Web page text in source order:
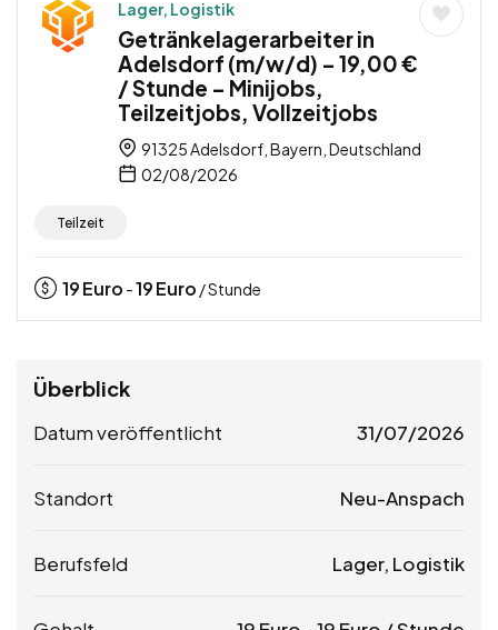
Lager, Logistik
Getränkelagerarbeiter in
Adelsdorf (m/w/d) – 19,00 €
/ Stunde – Minijobs,
Teilzeitjobs, Vollzeitjobs
91325 Adelsdorf, Bayern, Deutschland
02/08/2026
Teilzeit
19Euro -19Euro / Stunde
Überblick
Datum veröffentlicht 31/07/2026
Standort Neu-Anspach
Berufsfeld Lager, Logistik